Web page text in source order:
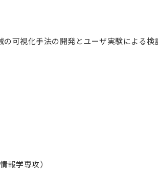
可視化手法の開発とユーザ実験による検
報学専攻）